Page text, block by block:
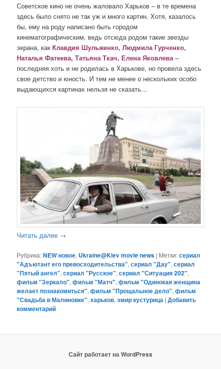
Советское кино не очень жаловало Харьков – в те времена
здесь было снято не так уж и много картин. Хотя, казалось
бы, ему на роду написано быть городом
кинематографическим, ведь отсюда родом такие звезды
экрана, какКлавдия Шульженко, Людмила Гурченко,
Наталья Фатеева, Татьяна Ткач, Елена Яковлева –
последняя хоть и не родилась в Харькове, но провела здесь
свое детство и юность. И тем не менее о нескольких особо
выдающихся картинах нельзя не сказать…
Читать далее →
Рубрика:NEW новое, Ukraine@Kiev movie news | Метки:сериал
"Адъютант его превосходительства",сериал "Дау",сериал
"Пятый ангел",сериал "Русское",сериал "Ситуация 202",
фильм "Зеркало",фильм "Матч",фильм "Одинокая женщина
желает познакомиться",фильм "Прощальное дело",фильм
"Свадьба в Малиновке",харьков,эмир кустурица |Добавить
комментарий
Сайт работает на WordPress